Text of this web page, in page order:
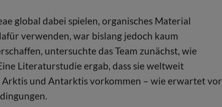
global dabei spielen, organisches Material
verwenden, war bislang jedoch kaum
untersuchte das Team zunächst, wie
Literaturstudie ergab, dass sie weltweit
und Antarktis vorkommen – wie erwartet vor